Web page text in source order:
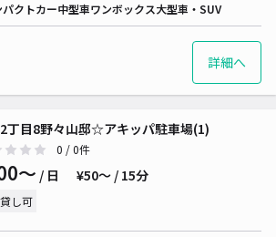
パクトカー中型車ワンボックス大型車・SUV
詳細へ
丁目8野々山邸☆アキッパ駐車場(1)
0 / 0件
〜 / 日 ¥50〜 / 15分
し可